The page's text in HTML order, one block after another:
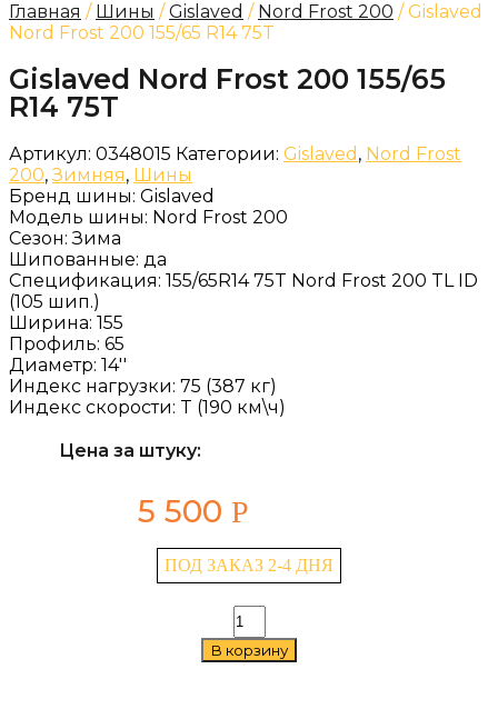
Главная / Шины /Gislaved / Nord Frost 200 / Gislaved
Nord Frost 200 155/65 R14 75T
Gislaved Nord Frost 200 155/65
R14 75T
Артикул: 0348015 Категории: Gislaved , Nord Frost
200,Зимняя, Шины
Бренд шины: Gislaved
Модель шины: Nord Frost 200
Сезон:Зима
Шипованные: да
Спецификация: 155/65R14 75T Nord Frost 200 TL ID
(105 шип.)
Ширина: 155
Профиль: 65
Диаметр: 14''
Индекс нагрузки: 75 (387 кг)
Индекс скорости: T (190 км\ч)
Цена за штуку:
5 500 Р
ПОД ЗАКАЗ 2-4 ДНЯ
Количество
товара
Gislaved
В корзину